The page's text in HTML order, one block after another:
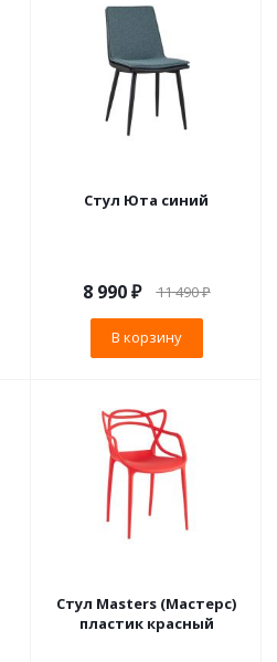
Стул Юта синий
8 990₽ 11 490₽
В корзину
Стул Masters (Мастерс)
пластик красный